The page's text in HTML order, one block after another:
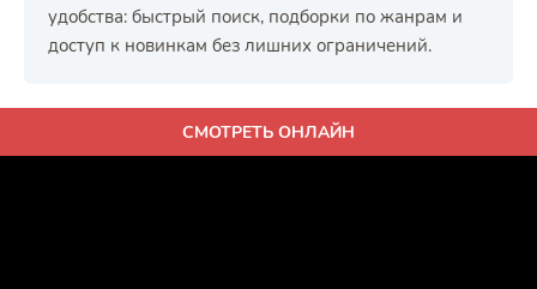
удобства: быстрый поиск, подборки по жанрам и
доступ к новинкам без лишних ограничений.
СМОТРЕТЬ ОНЛАЙН